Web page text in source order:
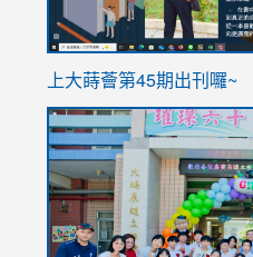
ink
https://sites.google.com/
上大蒔薈第45期出刊囉~